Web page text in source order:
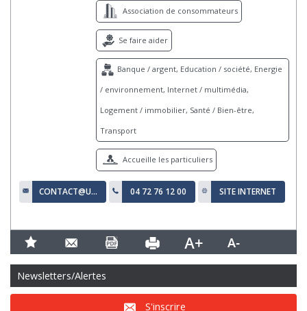
Association de consommateurs
Se faire aider
Banque / argent, Education / société, Energie
/ environnement, Internet / multimédia,
Logement / immobilier, Santé / Bien-être,
Transport
Accueille les particuliers
CONTACT@UDAF-RHONE.FR 04 72 76 12 00 SITE INTERNET
Newsletters/Alertes
S'inscrire